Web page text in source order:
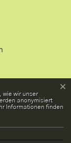
wie wir unser
anonymisiert
Informationen finden
×